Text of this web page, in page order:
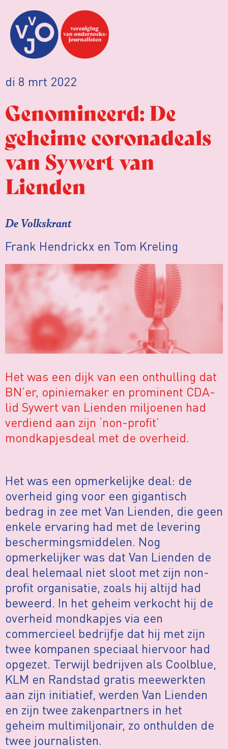
di 8 mrt 2022
Genomineerd: De
geheime coronadeals
van Sywert van
Lienden
De Volkskrant
Frank Hendrickx en Tom Kreling
Het was een dijk van een onthulling dat
BN’er, opiniemaker en prominent CDA-
lid Sywert van Lienden miljoenen had
verdiend aan zijn ‘non-proﬁt’
mondkapjesdeal met de overheid.
Het was een opmerkelijke deal: de
overheid ging voor een gigantisch
bedrag in zee met Van Lienden, die geen
enkele ervaring had met de levering
beschermingsmiddelen. Nog
opmerkelijker was dat Van Lienden de
deal helemaal niet sloot met zijn non-
proﬁt organisatie, zoals hij altijd had
beweerd. In het geheim verkocht hij de
overheid mondkapjes via een
commercieel bedrijfje dat hij met zijn
twee kompanen speciaal hiervoor had
opgezet. Terwijl bedrijven als Coolblue,
KLM en Randstad gratis meewerkten
aan zijn initiatief, werden Van Lienden
en zijn twee zakenpartners in het
geheim multimiljonair, zo onthulden de
twee journalisten.